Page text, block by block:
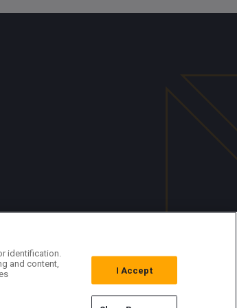
identification.
and content,
I Accept